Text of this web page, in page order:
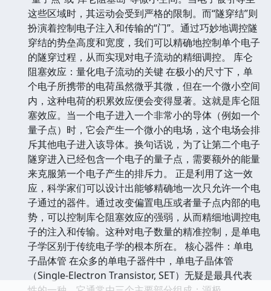
这些区域时，其运动会受到严格的限制。而“隧穿结”则
扮演着控制电子注入和传输的“门”。通过巧妙地调控隧
穿结的势垒高度和宽度，我们可以精确地控制单个电子
的隧穿过程，从而实现对电子流动的精细调控。 库仑
阻塞效应：量化电子流动的关键 在极小的尺寸下，单
个电子所携带的电荷虽然微乎其微，但在一个微小空间
内，这种电荷的积累效应便会变得显著。这就是库仑阻
塞效应。当一个电子进入一个非常小的导体（例如一个
量子点）时，它会产生一个微小的电场，这个电场会排
斥其他电子进入该导体。换句话说，为了让第二个电子
隧穿进入已经包含一个电子的量子点，需要额外的能量
来克服第一个电子产生的排斥力。 正是利用了这一效
应，科学家们可以设计出能够精确地一次只允许一个电
子通过的器件。通过改变偏置电压或者量子点内部的电
势，可以控制库仑阻塞效应的强弱，从而精细地调控电
子的注入和传输。这种对电子数量的精准控制，是单电
子学区别于传统电子学的根本所在。 核心器件：单电
子晶体管 在众多的单电子器件中，单电子晶体管
（Single-Electron Transistor, SET）无疑是最具代表